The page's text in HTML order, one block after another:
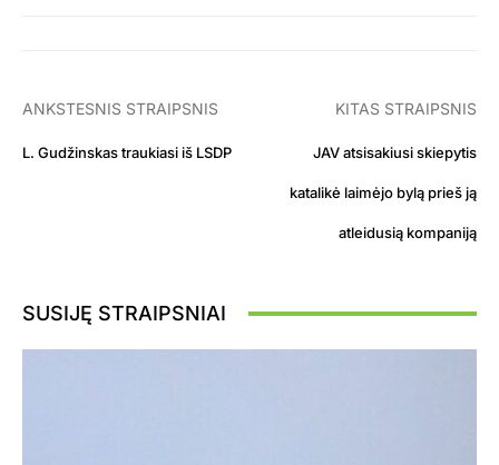
ANKSTESNIS STRAIPSNIS
L. Gudžinskas traukiasi iš LSDP
KITAS STRAIPSNIS
JAV atsisakiusi skiepytis
katalikė laimėjo bylą prieš ją
atleidusią kompaniją
SUSIJĘ STRAIPSNIAI